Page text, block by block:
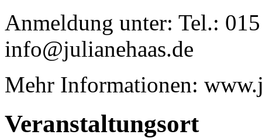
Anmeldung unter: Tel.:
info@julianehaas.de
Mehr Informationen:
Veranstaltungsort